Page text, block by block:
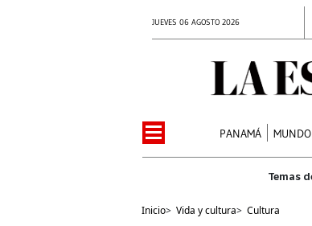
JUEVES 06 AGOSTO 2026
PANAMÁ MUNDO
Inicio> Vida y cultura> Cultura